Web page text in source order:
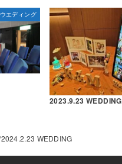
ウエディング
2023.9.23 WEDDING
2024.2.23 WEDDING